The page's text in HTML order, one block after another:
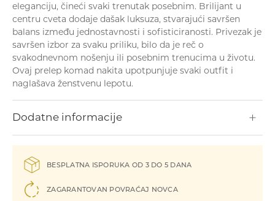
Prstenje
Privesci
BESPLATNA ISPORUKA OD 3 DO 5 DANA
ZAGARANTOVAN POVRAĆAJ NOVCA
eleganciju, čineći svaki trenutak posebnim. Brilijant u
centru cveta dodaje dašak luksuza, stvarajući savršen
balans između jednostavnosti i sofisticiranosti. Privezak je
savršen izbor za svaku priliku, bilo da je reč o
svakodnevnom nošenju ili posebnim trenucima u životu.
Ovaj prelep komad nakita upotpunjuje svaki outfit i
naglašava ženstvenu lepotu.
Dodatne informacije